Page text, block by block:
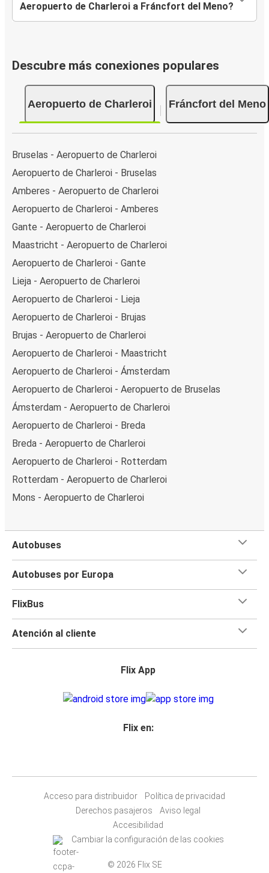
Aeropuerto de Charleroi a Fráncfort del Meno?
Descubre más conexiones populares
Aeropuerto de Charleroi Fráncfort del Meno
Bruselas - Aeropuerto de Charleroi
Aeropuerto de Charleroi - Bruselas
Amberes - Aeropuerto de Charleroi
Aeropuerto de Charleroi - Amberes
Gante - Aeropuerto de Charleroi
Maastricht - Aeropuerto de Charleroi
Aeropuerto de Charleroi - Gante
Lieja - Aeropuerto de Charleroi
Aeropuerto de Charleroi - Lieja
Aeropuerto de Charleroi - Brujas
Brujas - Aeropuerto de Charleroi
Aeropuerto de Charleroi - Maastricht
Aeropuerto de Charleroi - Ámsterdam
Aeropuerto de Charleroi - Aeropuerto de Bruselas
Ámsterdam - Aeropuerto de Charleroi
Aeropuerto de Charleroi - Breda
Breda - Aeropuerto de Charleroi
Aeropuerto de Charleroi - Rotterdam
Rotterdam - Aeropuerto de Charleroi
Mons - Aeropuerto de Charleroi
Autobuses
Autobuses por Europa
FlixBus
Atención al cliente
Flix App
Flix en:
Acceso para distribuidor
Política de privacidad
Derechos pasajeros
Aviso legal
Accesibilidad
Cambiar la configuración de las cookies
© 2026 Flix SE